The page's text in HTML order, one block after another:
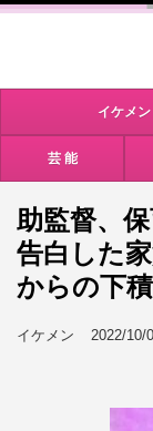
イケメン
芸 能
助監督、
告白した
からの下
イケメン 2022/10/